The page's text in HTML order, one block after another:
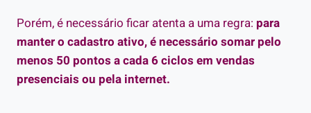
Porém, é necessário ficar atenta a uma regra: para
manter o cadastro ativo, é necessário somar pelo
menos 50 pontos a cada 6 ciclos em vendas
presenciais ou pela internet.